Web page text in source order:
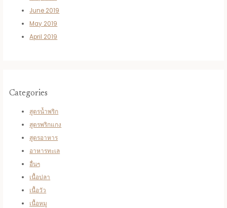
June 2019
May 2019
April 2019
Categories
สูตรน้ำพริก
สูตรพริกแกง
สูตรอาหาร
อาหารทะเล
อื่นๆ
เนื้อปลา
เนื้อวัว
เนื้อหมู